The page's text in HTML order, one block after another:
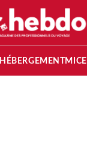
HÉBERGEMENTMICE